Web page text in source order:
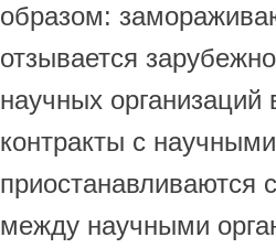
образом:
отзывается
научных
контракты с
приостанавливаются
между научными